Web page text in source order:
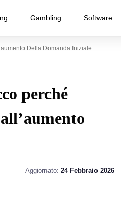
Gambling Software
Della Domanda Iniziale
perché
Aggiornato: 24 Febbraio 2026